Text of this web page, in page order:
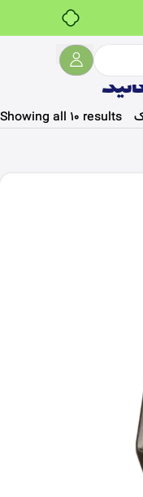
Showing all 10 results